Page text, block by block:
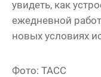
увидеть, как
ежедневной
новых условиях
Фото: ТАСС